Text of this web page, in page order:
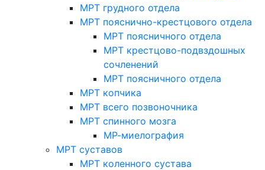
МРТ грудного отдела
МРТ пояснично-крестцового отдела
МРТ поясничного отдела
МРТ крестцово-подвздошных
сочленений
МРТ поясничного отдела
МРТ копчика
МРТ всего позвоночника
МРТ спинного мозга
МР-миелография
МРТ суставов
МРТ коленного сустава